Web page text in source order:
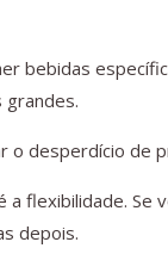
bebidas
o desperdício de
a flexibilidade. Se
depois.